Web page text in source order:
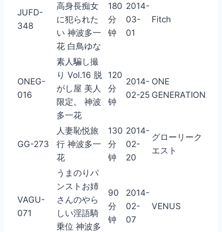
JUFD-
348
高身長痴女
に犯られた
い 神波多一
花 白鳥ゆな
180
分
钟
2014-
03-
01
Fitch
ONEG-
016
素人騙し撮
り Vol.16 脱
がし屋 美人
限定。 神波
多一花
120
分
钟
2014-
02-25
ONE
GENERATION
GG-273
人妻恥悦旅
行 神波多一
花
130
分
钟
2014-
02-
20
グローリーク
エスト
VAGU-
071
うまのりパ
ンストお姉
さんのやら
しい淫語騎
乗位 神波多
90
分
钟
2014-
02-
07
VENUS